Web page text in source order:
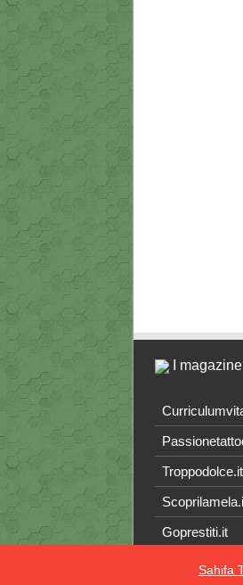
I
Troppodolce.it
Goprestiti.it
Sahifa